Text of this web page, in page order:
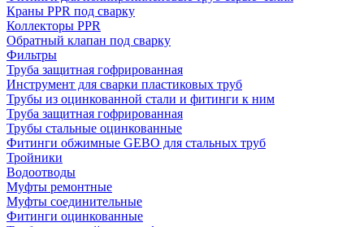
Краны PPR под сварку
Коллекторы PPR
Обратный клапан под сварку
Фильтры
Труба защитная гофрированная
Инструмент для сварки пластиковых труб
Трубы из оцинкованной стали и фитинги к ним
Труба защитная гофрированная
Трубы стальные оцинкованные
Фитинги обжимные GEBO для стальных труб
Тройники
Водоотводы
Муфты ремонтные
Муфты соединительные
Фитинги оцинкованные